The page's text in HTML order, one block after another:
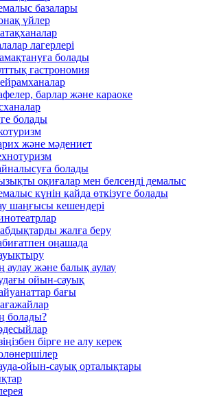
базалары
үйлер
лагерлері
болады
гастрономия
барлар және караоке
болады
және мәдениет
болады
оқиғалар мен белсенді демалыс
күнін қайда өткізуге болады
шаңғысы кешендері
жалға беру
оңашада
аулау және балық аулау
ойын-сауық
бағы
болады?
бірге не алу керек
ойын-сауық орталықтары